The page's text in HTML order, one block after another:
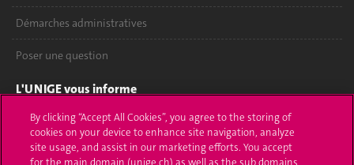
Démarches administratives
Poser une question
L'UNIGE vous informe
UNIGE Mobile
Médias
By clicking “Accept All Cookies”, you agree to the storing of
cookies on your device to enhance site navigation, analyze
site usage, and assist in our marketing efforts. You accept
for the main domain (unige.ch) as well as the sub domains